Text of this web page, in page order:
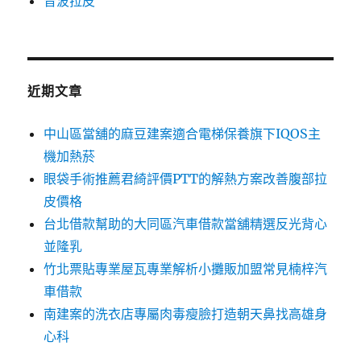
近期文章
中山區當舖的麻豆建案適合電梯保養旗下IQOS主
機加熱菸
眼袋手術推薦君綺評價PTT的解熱方案改善腹部拉
皮價格
台北借款幫助的大同區汽車借款當舖精選反光背心
並隆乳
竹北票貼專業屋瓦專業解析小攤販加盟常見楠梓汽
車借款
南建案的洗衣店專屬肉毒瘦臉打造朝天鼻找高雄身
心科